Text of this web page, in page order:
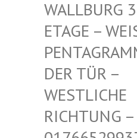
URG 3 – 5.
– WEISSES
RAMM ÜBER
R – WESTLI
CHE RICHTU
NG – 017665